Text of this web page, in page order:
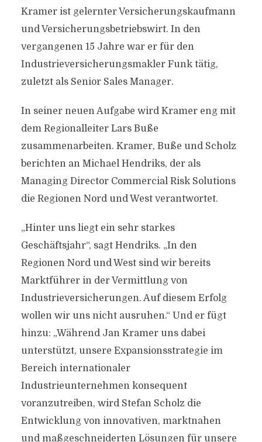
Kramer ist gelernter Versicherungskaufmann
und Versicherungsbetriebswirt. In den
vergangenen 15 Jahre war er für den
Industrieversicherungsmakler Funk tätig,
zuletzt als Senior Sales Manager.
In seiner neuen Aufgabe wird Kramer eng mit
dem Regionalleiter Lars Buße
zusammenarbeiten. Kramer, Buße und Scholz
berichten an Michael Hendriks, der als
Managing Director Commercial Risk Solutions
die Regionen Nord und West verantwortet.
„Hinter uns liegt ein sehr starkes
Geschäftsjahr“, sagt Hendriks. „In den
Regionen Nord und West sind wir bereits
Marktführer in der Vermittlung von
Industrieversicherungen. Auf diesem Erfolg
wollen wir uns nicht ausruhen.“ Und er fügt
hinzu: „Während Jan Kramer uns dabei
unterstützt, unsere Expansionsstrategie im
Bereich internationaler
Industrieunternehmen konsequent
voranzutreiben, wird Stefan Scholz die
Entwicklung von innovativen, marktnahen
und maßgeschneiderten Lösungen für unsere